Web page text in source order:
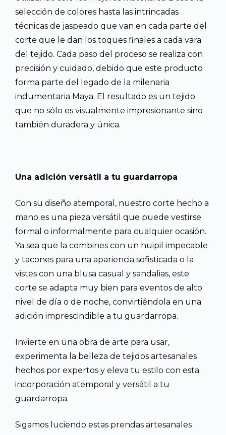
selección de colores hasta las intrincadas
técnicas de jaspeado que van en cada parte del
corte que le dan los toques finales a cada vara
del tejido. Cada paso del proceso se realiza con
precisión y cuidado, debido que este producto
forma parte del legado de la milenaria
indumentaria Maya. El resultado es un tejido
que no sólo es visualmente impresionante sino
también duradera y única.
Una adición versátil a tu guardarropa
Con su diseño atemporal, nuestro corte hecho a
mano es una pieza versátil que puede vestirse
formal o informalmente para cualquier ocasión.
Ya sea que la combines con un huipil impecable
y tacones para una apariencia sofisticada o la
vistes con una blusa casual y sandalias, este
corte se adapta muy bien para eventos de alto
nivel de día o de noche, convirtiéndola en una
adición imprescindible a tu guardarropa.
Invierte en una obra de arte para usar,
experimenta la belleza de tejidos artesanales
hechos por expertos y eleva tu estilo con esta
incorporación atemporal y versátil a tu
guardarropa.
Sigamos luciendo estas prendas artesanales